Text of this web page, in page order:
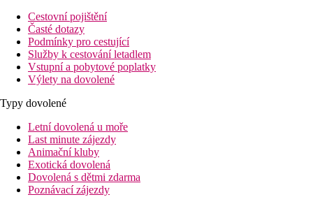
Cestovní pojištění
Časté dotazy
Podmínky pro cestující
Služby k cestování letadlem
Vstupní a pobytové poplatky
Výlety na dovolené
Typy dovolené
Letní dovolená u moře
Last minute zájezdy
Animační kluby
Exotická dovolená
Dovolená s dětmi zdarma
Poznávací zájezdy